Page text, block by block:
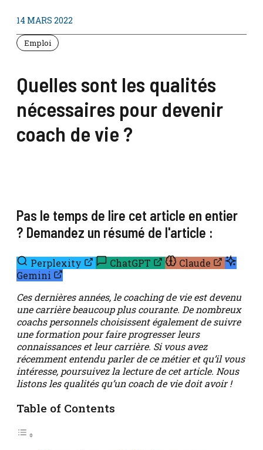
14 MARS 2022
Emploi
Quelles sont les qualités
nécessaires pour devenir
coach de vie ?
Pas le temps de lire cet article en entier
? Demandez un résumé de l'article :
Perplexity ChatGPT
Claude
Gemini
Ces dernières années, le coaching de vie est devenu
une carrière beaucoup plus courante. De nombreux
coachs personnels choisissent également de suivre
une formation pour faire progresser leurs
connaissances et leur carrière. Si vous avez
récemment entendu parler de ce métier et qu’il vous
intéresse, poursuivez la lecture de cet article. Nous
listons les qualités qu’un coach de vie doit avoir !
Table of Contents